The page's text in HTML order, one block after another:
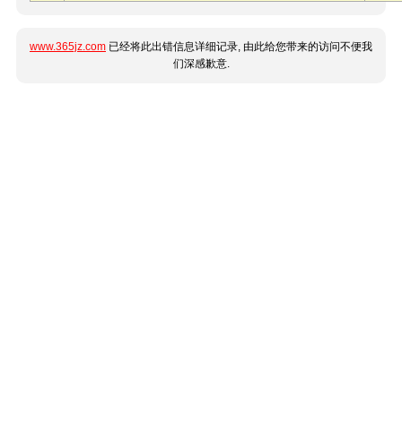
www.365jz.com 已经将此出错信息详细记录, 由此给您带来的访问不便我
们深感歉意.